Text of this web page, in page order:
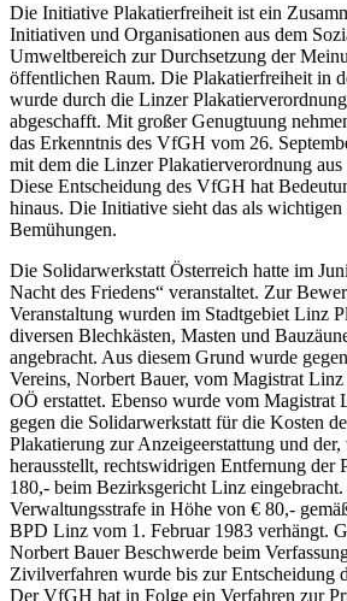
Die Initiative Plakatierfreiheit ist ein
Initiativen und Organisationen aus dem
Umweltbereich zur Durchsetzung der
öffentlichen Raum. Die Plakatierfreiheit in
wurde durch die Linzer
abgeschafft. Mit großer Genugtuung
das Erkenntnis des VfGH vom 26.
mit dem die Linzer Plakatierverordnung
Diese Entscheidung des VfGH hat
hinaus. Die Initiative sieht das als
Bemühungen.
Die Solidarwerkstatt Österreich hatte im
Nacht des Friedens“ veranstaltet. Zur
Veranstaltung wurden im Stadtgebiet Linz
diversen Blechkästen, Masten und
angebracht. Aus diesem Grund wurde
Vereins, Norbert Bauer, vom Magistrat
OÖ erstattet. Ebenso wurde vom
gegen die Solidarwerkstatt für die Kosten
Plakatierung zur Anzeigeerstattung und
herausstellt, rechtswidrigen Entfernung der
180,- beim Bezirksgericht Linz
Verwaltungsstrafe in Höhe von € 80,-
BPD Linz vom 1. Februar 1983 verhängt.
Norbert Bauer Beschwerde beim
Zivilverfahren wurde bis zur Entscheidung
Der VfGH hat in Folge ein Verfahren zur